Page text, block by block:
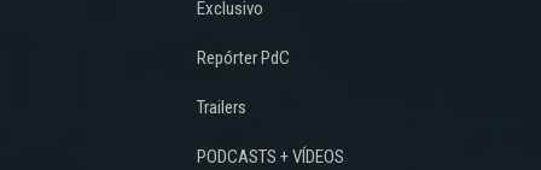
Exclusivo
Repórter PdC
Trailers
PODCASTS + VÍDEOS